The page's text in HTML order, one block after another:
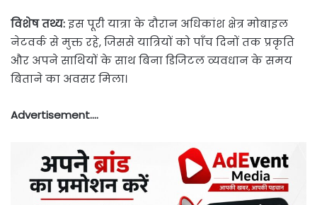
विशेष तथ्य:इस पूरी यात्रा के दौरान अधिकांश क्षेत्र मोबाइल
नेटवर्क से मुक्त रहे, जिससे यात्रियों को पाँच दिनों तक प्रकृति
और अपने साथियों के साथ बिना डिजिटल व्यवधान के समय
बिताने का अवसर मिला।
Advertisement….